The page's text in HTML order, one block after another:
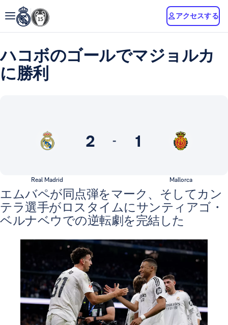
アクセスする
ハコボのゴールでマジョルカ
に勝利
2 - 1
Real Madrid Mallorca
エムバペが同点弾をマーク、そしてカン
テラ選手がロスタイムにサンティアゴ・
ベルナベウでの逆転劇を完結した